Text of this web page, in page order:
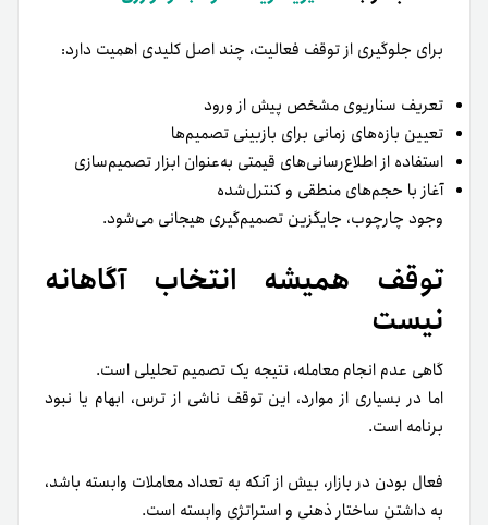
برای جلوگیری از توقف فعالیت، چند اصل کلیدی اهمیت دارد:
تعریف سناریوی مشخص پیش از ورود
تعیین بازه‌های زمانی برای بازبینی تصمیم‌ها
استفاده از اطلاع‌رسانی‌های قیمتی به‌عنوان ابزار تصمیم‌سازی
آغاز با حجم‌های منطقی و کنترل‌شده
وجود چارچوب، جایگزین تصمیم‌گیری هیجانی می‌شود.
توقف همیشه انتخاب آگاهانه
نیست
گاهی عدم انجام معامله، نتیجه یک تصمیم تحلیلی است.
اما در بسیاری از موارد، این توقف ناشی از ترس، ابهام یا نبود
برنامه است.
فعال بودن در بازار، بیش از آنکه به تعداد معاملات وابسته باشد،
به داشتن ساختار ذهنی و استراتژی وابسته است.